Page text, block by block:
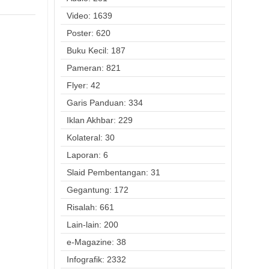
Video: 1639
Poster: 620
Buku Kecil: 187
Pameran: 821
Flyer: 42
Garis Panduan: 334
Iklan Akhbar: 229
Kolateral: 30
Laporan: 6
Slaid Pembentangan: 31
Gegantung: 172
Risalah: 661
Lain-lain: 200
e-Magazine: 38
Infografik: 2332